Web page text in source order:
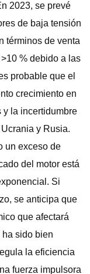
2023, se prevé
de baja tensión
términos de venta
% debido a las
probable que el
crecimiento en
y la incertidumbre
y Rusia.
un exceso de
del motor está
Si
se anticipa que
que afectará
ha sido bien
la eficiencia
fuerza impulsora